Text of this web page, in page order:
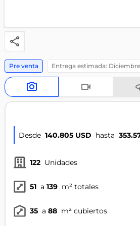
pre venta Entrega estimada:
Desde 140.805 USD hasta
122 Unidades
51 a 139 m² totales
35 a 88 m² cubiertos